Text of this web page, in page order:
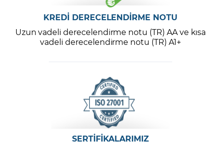
KREDİ DERECELENDİRME NOTU
Uzun vadeli derecelendirme notu (TR) AA ve kısa
vadeli derecelendirme notu (TR) A1+
SERTİFİKALARIMIZ